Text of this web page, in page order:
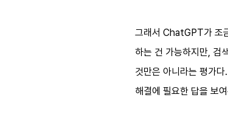
그래서 ChatGPT가 조
하는 건 가능하지만, 검
것만은 아니라는 평가
해결에 필요한 답을 보